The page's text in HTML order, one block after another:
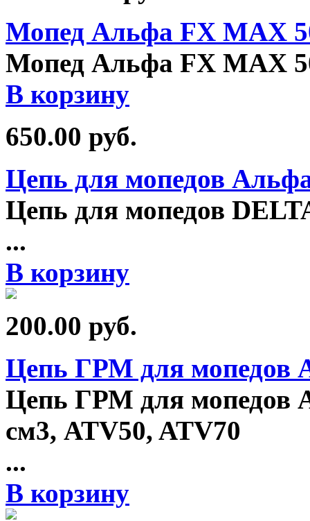
Мопед Альфа FX MAX
Мопед Альфа FX MAX
В корзину
650.00 руб.
Цепь для мопедов
Цепь для мопедов
...
В корзину
200.00 руб.
Цепь ГРМ для мопедов
Цепь ГРМ для мопедов
см3, ATV50, ATV70
...
В корзину